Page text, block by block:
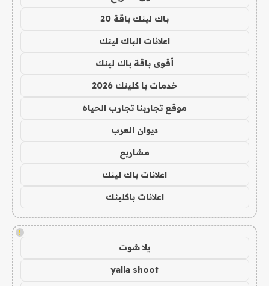
باك لينك باقة 20
اعلانات الباك لينك
أقوى باقة باك لينك
خدمات با كلينك 2026
موقع تجاربنا تجارب الحياه
ديوان العرب
مشاريع
اعلانات باك لينك
اعلانات باكلينك
!
يلا شوت
yalla shoot